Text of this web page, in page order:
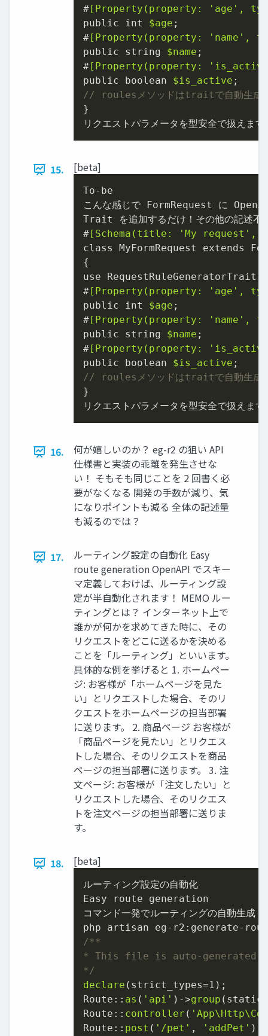
# [Property(property: 'age' ,
public int $age ;
# [Property(property: 'name' ,
public string $name ;
# [Property(property:
public boolean $is_active
// roulesメソッドはtraitで自動生成し
}
リクエストパラメータを型安全で扱えます
15. [beta]
To-be
こんな感じで FormRequest に
Trait を追加するだけ！その他の記述不
# [Schema(title: 'My request' ,
class MyFormRequest extends
{
use
# [Property(property: 'age' ,
public int $age ;
# [Property(property: 'name' ,
public string $name ;
# [Property(property:
public boolean $is_active
// roulesメソッドはtraitで自動生成し
}
リクエストパラメータを型安全で扱えます
16.
何が嬉しいのか？ eg-r2 の狙い API
仕様書と実装の乖離を発生させな
い！ そもそも同じことを 2 回書く必
要がなくなる 開発の手数が減り、気
になりポイントも減る 全体の記述量
も減るのでは？
17.
ルーティング設定の自動化 Easy
route generation OpenAPI でスキー
マ定義しておけば、ルーティング設
定が半自動化されます！ MEMO ルー
ティングとは？ インターネット上で
誰かが何かを求めてきた時に、その
リクエストをどこに送るかを決める
ことを「ルーティング」といいます。
具体的な例を挙げると 1. ホームペー
ジ: お客様が「ホームページを見た
い」とリクエストした場合、そのリ
クエストをホームページの担当部署
に送ります。 2. 商品ページ お客様が
「商品ページを見たい」とリクエス
トした場合、そのリクエストを商品
ページの担当部署に送ります。 3. 注
文ページ: お客様が「注文したい」と
リクエストした場合、そのリクエス
トを注文ページの担当部署に送りま
す。
18. [beta]
ルーティング設定の自動化
Easy route generation
コマンド一発でルーティングの自動生成
/**
* This file is auto-generated.
*/
declare (strict_types=1 );
Route:: as ( 'api' )->group (static
Route:: controller (
Route:: post ( '/pet' , 'addPet' );